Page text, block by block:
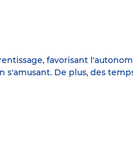
favorisant
De plus, des